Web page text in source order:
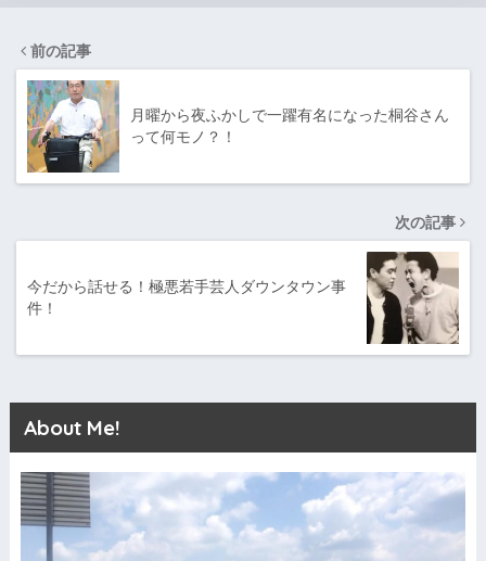
前の記事
月曜から夜ふかしで一躍有名になった桐谷さん
って何モノ？！
次の記事
今だから話せる！極悪若手芸人ダウンタウン事
件！
About Me!